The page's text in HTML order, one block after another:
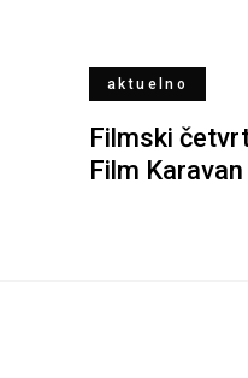
aktuelno
Filmski
Film